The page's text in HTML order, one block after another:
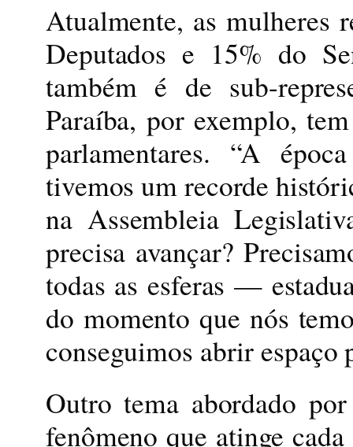
Atualmente, as mulheres
Deputados e 15% do
também é de sub-
Paraíba, por exemplo,
parlamentares. “A
tivemos um recorde
na Assembleia
precisa avançar?
todas as esferas —
do momento que nós
conseguimos abrir espaço
Outro tema abordado
fenômeno que atinge